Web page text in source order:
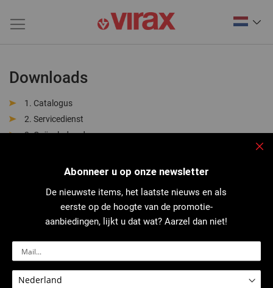
Downloads
Catalogus
Servicedienst
Geëxplodeerde weergave
Handleiding
Reparatiepakketten
CE-conformiteitsverklaring
Abonneer u op onze newsletter
De nieuwste items, het laatste nieuws en als
eerste op de hoogte van de promotie-
aanbiedingen, lijkt u dat wat? Aarzel dan niet!